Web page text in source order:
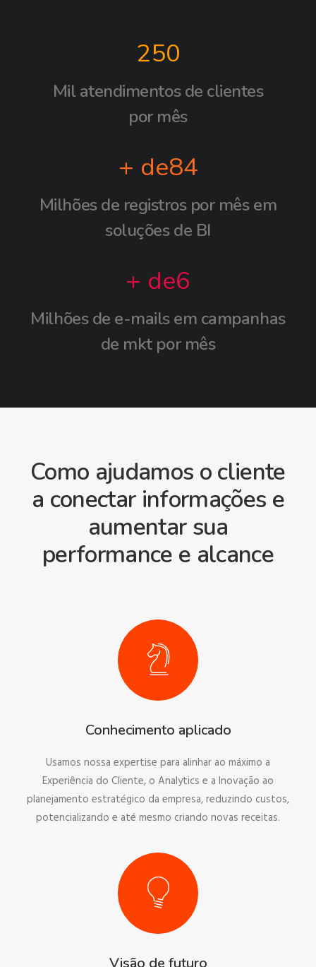
250
Milatendimentos de clientes
por mês
+ de84
Milhõesde registros por mês em
soluções de BI
+ de6
Milhõesde e-mails em campanhas
de mkt por mês
Como ajudamos o cliente
a conectar informações e
aumentar sua
performance e alcance
Conhecimento aplicado
Usamos nossa expertise para alinhar ao máximo a
Experiência do Cliente, o Analytics e a Inovação ao
planejamento estratégico da empresa, reduzindo custos,
potencializando e até mesmo criando novas receitas.
Visão de futuro